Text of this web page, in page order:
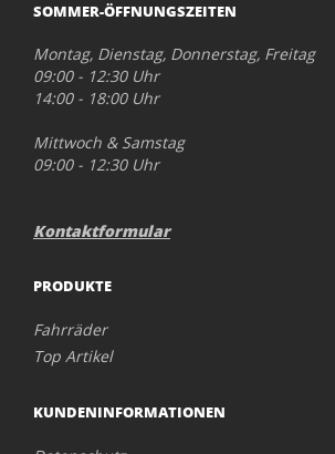
SOMMER-ÖFFNUNGSZEITEN
Montag, Dienstag, Donnerstag, Freitag
09:00 - 12:30 Uhr
14:00 - 18:00 Uhr
Mittwoch & Samstag
09:00 - 12:30 Uhr
Kontaktformular
PRODUKTE
Fahrräder
Top Artikel
KUNDENINFORMATIONEN